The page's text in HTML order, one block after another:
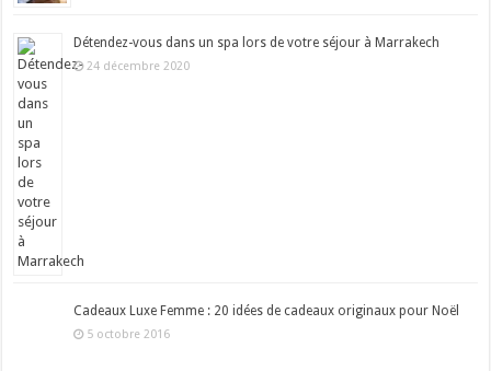
Détendez-vous dans un spa lors de votre séjour à Marrakech
24 décembre 2020
Cadeaux Luxe Femme : 20 idées de cadeaux originaux pour Noël
5 octobre 2016